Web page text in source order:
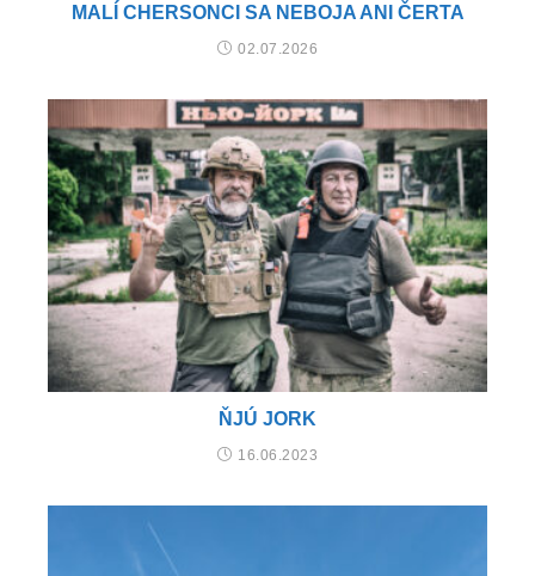
MALÍ CHERSONCI SA NEBOJA ANI ČERTA
02.07.2026
ŇJÚ JORK
16.06.2023